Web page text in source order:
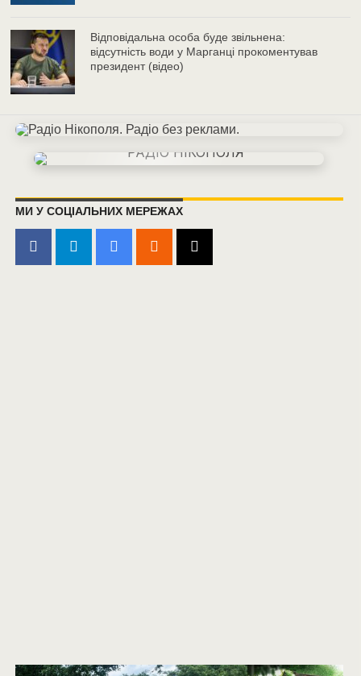
Відповідальна особа буде звільнена:
відсутність води у Марганці прокоментував
президент (відео)
МИ У СОЦІАЛЬНИХ МЕРЕЖАХ